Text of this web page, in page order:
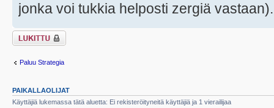
jonka voi tukkia helposti zergiä vastaan).
Viestiketju on
lukittu
Paluu Strategia
PAIKALLAOLIJAT
Käyttäjiä lukemassa tätä aluetta: Ei rekisteröityneitä käyttäjiä ja 1 vierailijaa